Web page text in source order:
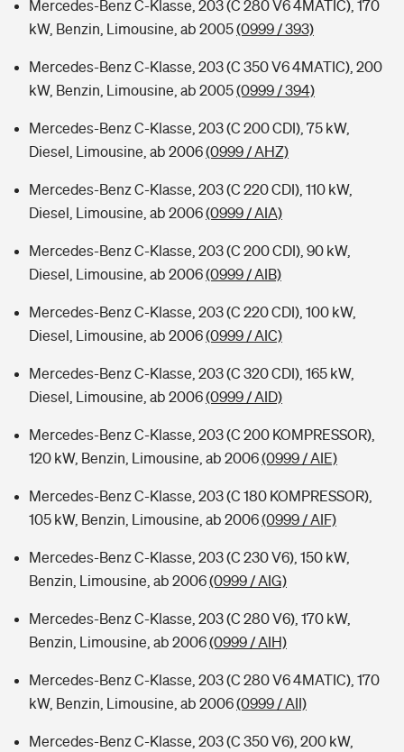
Mercedes-Benz C-Klasse, 203 (C 280 V6 4MATIC), 170
kW, Benzin, Limousine, ab 2005(0999 / 393)
Mercedes-Benz C-Klasse, 203 (C 350 V6 4MATIC), 200
kW, Benzin, Limousine, ab 2005(0999 / 394)
Mercedes-Benz C-Klasse, 203 (C 200 CDI), 75 kW,
Diesel, Limousine, ab 2006(0999 / AHZ)
Mercedes-Benz C-Klasse, 203 (C 220 CDI), 110 kW,
Diesel, Limousine, ab 2006(0999 / AIA)
Mercedes-Benz C-Klasse, 203 (C 200 CDI), 90 kW,
Diesel, Limousine, ab 2006(0999 / AIB)
Mercedes-Benz C-Klasse, 203 (C 220 CDI), 100 kW,
Diesel, Limousine, ab 2006(0999 / AIC)
Mercedes-Benz C-Klasse, 203 (C 320 CDI), 165 kW,
Diesel, Limousine, ab 2006(0999 / AID)
Mercedes-Benz C-Klasse, 203 (C 200 KOMPRESSOR),
120 kW, Benzin, Limousine, ab 2006(0999 / AIE)
Mercedes-Benz C-Klasse, 203 (C 180 KOMPRESSOR),
105 kW, Benzin, Limousine, ab 2006(0999 / AIF)
Mercedes-Benz C-Klasse, 203 (C 230 V6), 150 kW,
Benzin, Limousine, ab 2006(0999 / AIG)
Mercedes-Benz C-Klasse, 203 (C 280 V6), 170 kW,
Benzin, Limousine, ab 2006(0999 / AIH)
Mercedes-Benz C-Klasse, 203 (C 280 V6 4MATIC), 170
kW, Benzin, Limousine, ab 2006(0999 / AII)
Mercedes-Benz C-Klasse, 203 (C 350 V6), 200 kW,